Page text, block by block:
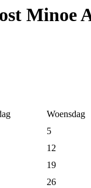
Minoe
Woensdag
5
12
19
26